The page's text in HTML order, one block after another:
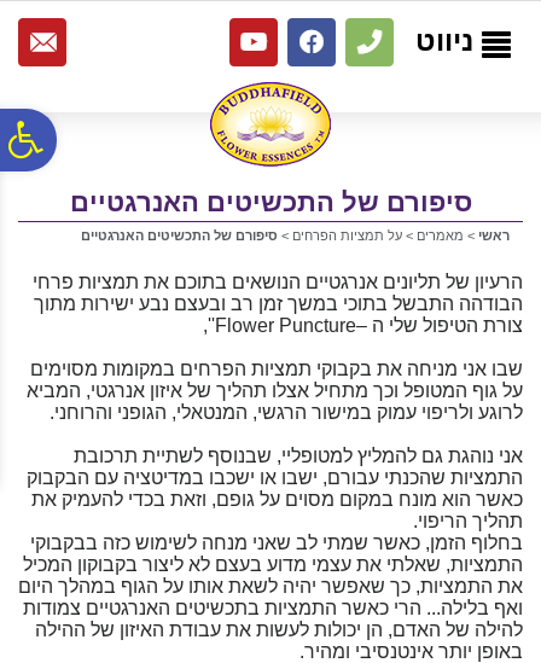
נגישות
אתר
המרכזי
ניווט
סיפורם של התכשיטים האנרגטיים
ראשי > מאמרים > על תמציות הפרחים > סיפורם של התכשיטים האנרגטיים
הרעיון של תליונים אנרגטיים הנושאים בתוכם את תמציות פרחי
הבודהה התבשל בתוכי במשך זמן רב ובעצם נבע ישירות מתוך
צורת הטיפול שלי ה –Flower Puncture'',
שבו אני מניחה את בקבוקי תמציות הפרחים במקומות מסוימים
על גוף המטופל וכך מתחיל אצלו תהליך של איזון אנרגטי, המביא
לרוגע ולריפוי עמוק במישור הרגשי, המנטאלי, הגופני והרוחני.
אני נוהגת גם להמליץ למטופליי, שבנוסף לשתיית תרכובת
התמציות שהכנתי עבורם, ישבו או ישכבו במדיטציה עם הבקבוק
כאשר הוא מונח במקום מסוים על גופם, וזאת בכדי להעמיק את
תהליך הריפוי.
בחלוף הזמן, כאשר שמתי לב שאני מנחה לשימוש כזה בבקבוקי
התמציות, שאלתי את עצמי מדוע בעצם לא ליצור בקבוקון המכיל
את התמציות, כך שאפשר יהיה לשאת אותו על הגוף במהלך היום
ואף בלילה... הרי כאשר התמציות בתכשיטים האנרגטיים צמודות
להילה של האדם, הן יכולות לעשות את עבודת האיזון של ההילה
באופן יותר אינטנסיבי ומהיר.